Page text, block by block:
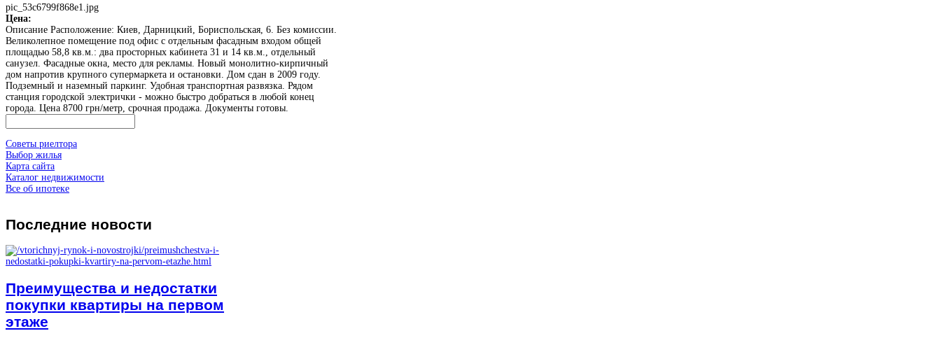
pic_53c6799f868e1.jpg
Цена:
Описание Расположение: Киев, Дарницкий, Бориспольская, 6. Без комиссии.
Великолепное помещение под офис с отдельным фасадным входом общей
площадью 58,8 кв.м.: два просторных кабинета 31 и 14 кв.м., отдельный
санузел. Фасадные окна, место для рекламы. Новый монолитно-кирпичный
дом напротив крупного супермаркета и остановки. Дом сдан в 2009 году.
Подземный и наземный паркинг. Удобная транспортная развязка. Рядом
станция городской электрички - можно быстро добраться в любой конец
города. Цена 8700 грн/метр, срочная продажа. Документы готовы.
Советы риелтора
Выбор жилья
Карта сайта
Каталог недвижимости
Все об ипотеке
Последние новости
Преимущества и недостатки
покупки квартиры на первом
этаже